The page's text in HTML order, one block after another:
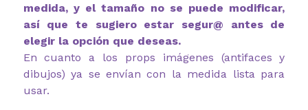
medida, y el tamaño no se puede modificar,
así que te sugiero estar segur@ antes de
elegir la opción que deseas.
En cuanto a los props imágenes (antifaces y
dibujos) ya se envían con la medida lista para
usar.